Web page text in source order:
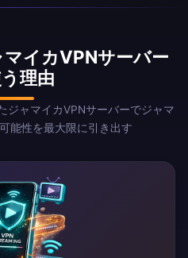
イカVPNサーバー
理由
ジャマイカVPNサーバーでジャマ
能性を最大限に引き出す